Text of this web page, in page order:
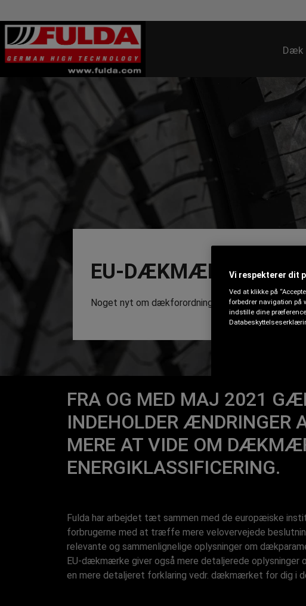
Dæk
EU-DÆKMÆRKNING
Noget nyt om dækforordningerne?
FRA OG MED MAJ 2021
INDEHOLDER ÆNDRINGER
MERE AT VIDE OM
ENERGIKLASSIFICERING.
Fulda har arbejdet tæt sammen med de europæiske
forbrugerne med at træffe mere velovervejede
relevante og sammenlignelige oplysninger om
EU-dækmærke giver også mere detaljerede
en mere detaljeret forklaring vedr. dækmærket for dig i
Vi respekterer dit
Ved at klikke på
forbedrer navigation på
indstille dine